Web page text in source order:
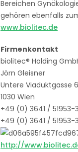
Bereichen
gehören ebenfalls
www.biolitec.de
Firmenkontakt
biolitec® Holding
Jörn Gleisner
Untere Viaduktgasse
1030 Wien
+49 (0) 3641 / 51953-
+49 (0) 3641 / 51953-
http://